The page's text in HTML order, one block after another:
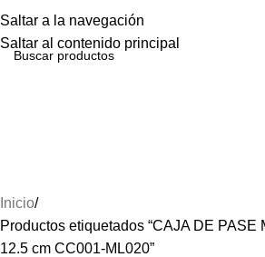
Saltar a la navegación
Saltar al contenido principal
Menú
Inicio
Productos etiquetados “CAJA DE PASE
12.5 cm CC001-ML020”